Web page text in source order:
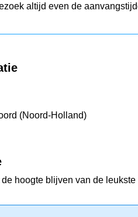
altijd even de
(Noord-Holland)
hoogte blijven van de